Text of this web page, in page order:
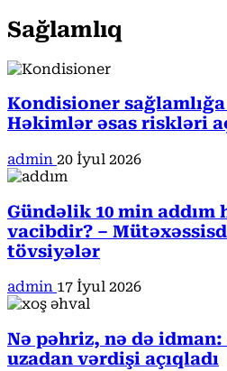
Sağlamlıq
Kondisioner
Həkimlər əsas riskləri
admin 20 İyul 2026
Gündəlik 10 min addım
vacibdir? –
tövsiyələr
admin 17 İyul 2026
Nə pəhriz, nə də
uzadan vərdişi açıqladı